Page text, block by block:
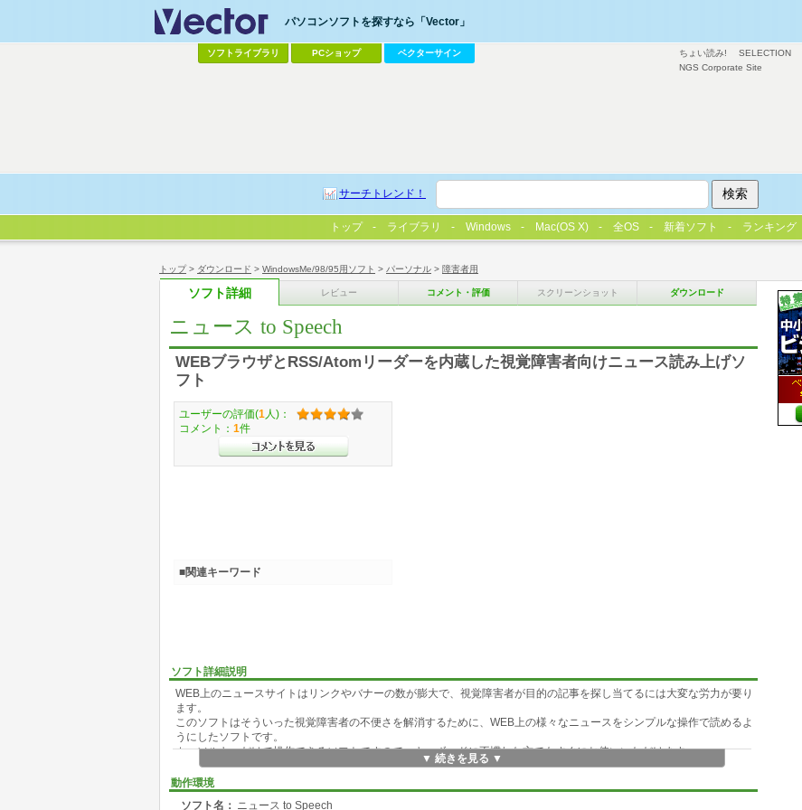
トップ> ダウンロード > WindowsMe/98/95用ソフト > パーソナル > 障害者用
ソフト詳細 レビュー コメント・評価 スクリーンショット ダウンロード
ニュース to Speech
WEBブラウザとRSS/Atomリーダーを内蔵した視覚障害者向けニュース読み上げソ
フト
ソフト詳細説明
WEB上のニュースサイトはリンクやバナーの数が膨大で、視覚障害者が目的の記事を探し当てるには大変な労力が要り
ます。
このソフトはそういった視覚障害者の不便さを解消するために、WEB上の様々なニュースをシンプルな操作で読めるよ
うにしたソフトです。
カーソルキーだけで操作できるソフトですので、キーボードに不慣れな方でもすぐにお使いいただけます。
【特長】
・ニュースソースはモジュール追加によって拡張可能です。
▼ 続きを見る ▼
動作環境
ソフト名： ニュース to Speech
ユーザーの評価(1 人)：
コメント： 1件
■関連キーワード
ちょい読み! SELECTION
NGS Corporate Site
パソコンソフトを探すなら「Vector」
ソフトライブラリ PCショップ ベクターサイン
サーチトレンド！
トップ ライブラリ Windows Mac(OS X) 全OS 新着ソフト ランキング